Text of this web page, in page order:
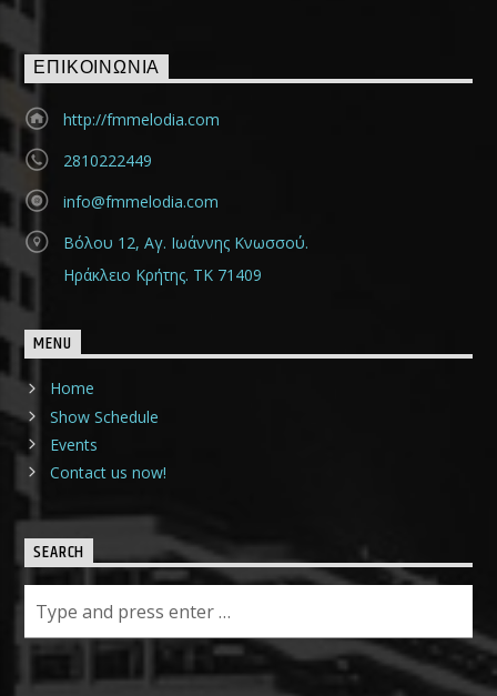
ΕΠΙΚΟΙΝΩΝΊΑ
http://fmmelodia.com
2810222449
info@fmmelodia.com
Βόλου 12, Αγ. Ιωάννης Κνωσσού.
Ηράκλειο Κρήτης. ΤΚ 71409
MENU
Home
Show Schedule
Events
Contact us now!
SEARCH